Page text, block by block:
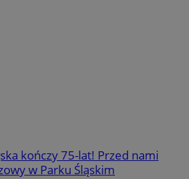
kończy 75-lat! Przed nami
w Parku Śląskim